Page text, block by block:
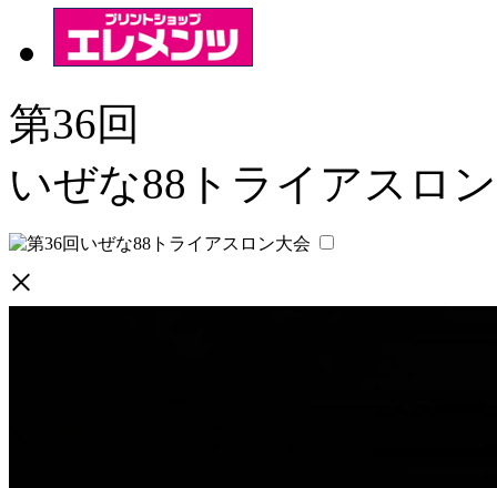
第36回
いぜな88トライアスロ
×